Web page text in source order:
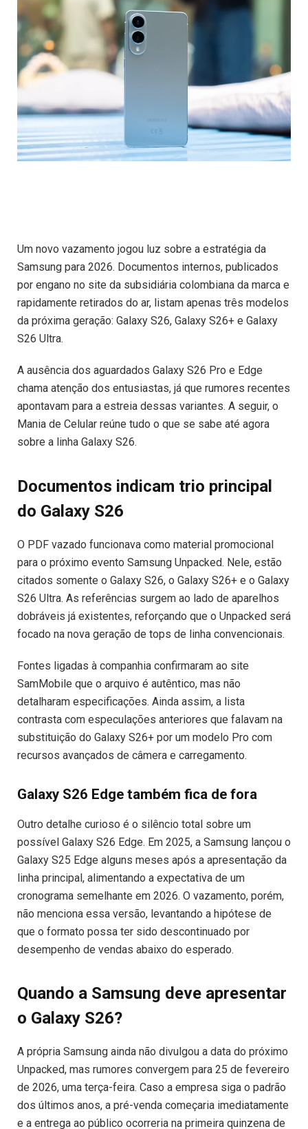
Um novo vazamento jogou luz sobre a estratégia da
Samsung para 2026. Documentos internos, publicados
por engano no site da subsidiária colombiana da marca e
rapidamente retirados do ar, listam apenas três modelos
da próxima geração: Galaxy S26, Galaxy S26+ e Galaxy
S26 Ultra.
A ausência dos aguardados Galaxy S26 Pro e Edge
chama atenção dos entusiastas, já que rumores recentes
apontavam para a estreia dessas variantes. A seguir, o
Mania de Celular reúne tudo o que se sabe até agora
sobre a linha Galaxy S26.
Documentos indicam trio principal
do Galaxy S26
O PDF vazado funcionava como material promocional
para o próximo evento Samsung Unpacked. Nele, estão
citados somente o Galaxy S26, o Galaxy S26+ e o Galaxy
S26 Ultra. As referências surgem ao lado de aparelhos
dobráveis já existentes, reforçando que o Unpacked será
focado na nova geração de tops de linha convencionais.
Fontes ligadas à companhia confirmaram ao site
SamMobile que o arquivo é autêntico, mas não
detalharam especificações. Ainda assim, a lista
contrasta com especulações anteriores que falavam na
substituição do Galaxy S26+ por um modelo Pro com
recursos avançados de câmera e carregamento.
Galaxy S26 Edge também fica de fora
Outro detalhe curioso é o silêncio total sobre um
possível Galaxy S26 Edge. Em 2025, a Samsung lançou o
Galaxy S25 Edge alguns meses após a apresentação da
linha principal, alimentando a expectativa de um
cronograma semelhante em 2026. O vazamento, porém,
não menciona essa versão, levantando a hipótese de
que o formato possa ter sido descontinuado por
desempenho de vendas abaixo do esperado.
Quando a Samsung deve apresentar
o Galaxy S26?
A própria Samsung ainda não divulgou a data do próximo
Unpacked, mas rumores convergem para 25 de fevereiro
de 2026, uma terça-feira. Caso a empresa siga o padrão
dos últimos anos, a pré-venda começaria imediatamente
e a entrega ao público ocorreria na primeira quinzena de